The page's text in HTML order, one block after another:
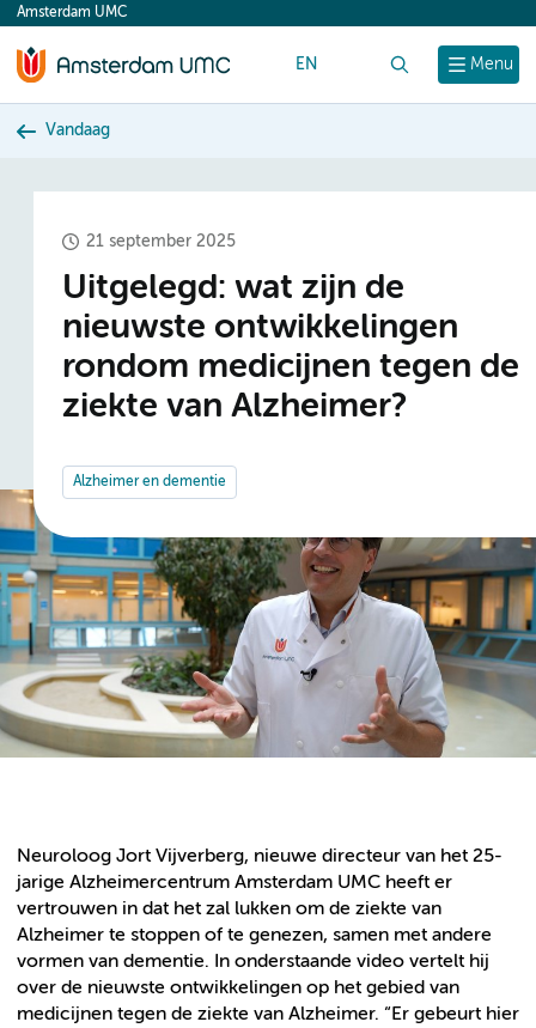
content
Menu
Amsterdam UMC
EN
Vandaag
21 september 2025
Uitgelegd: wat zijn de
nieuwste ontwikkelingen
rondom medicijnen tegen de
ziekte van Alzheimer?
Alzheimer en dementie
Neuroloog Jort Vijverberg, nieuwe directeur van het 25-
jarige Alzheimercentrum Amsterdam UMC heeft er
vertrouwen in dat het zal lukken om de ziekte van
Alzheimer te stoppen of te genezen, samen met andere
vormen van dementie. In onderstaande video vertelt hij
over de nieuwste ontwikkelingen op het gebied van
medicijnen tegen de ziekte van Alzheimer. “Er gebeurt hier